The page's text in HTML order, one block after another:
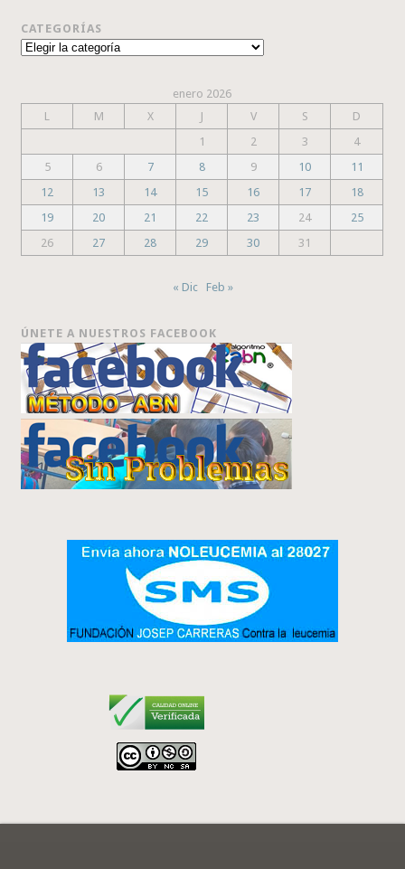
CATEGORÍAS
Categorías
enero 2026
L
M X J V S
D
1
2 3
4
5
6 7 8 9 10
11
12
13 14 15 16 17
18
19
20 21 22 23 24
25
26
27 28 29 30 31
« Dic Feb »
ÚNETE A NUESTROS FACEBOOK